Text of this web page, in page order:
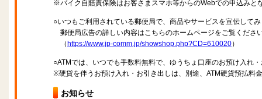
※バイク自賠責保険はお客さまスマホ等からのWebでの申込みと
○いつもご利用されている郵便局で、商品やサービスを宣伝して
郵便局広告の詳しい内容はこちらのホームページをご覧くださ
（ https://www.jp-comm.jp/showshop.php?CD=610020）
○ATMでは、いつでも手数料無料で、ゆうちょ口座のお預け入れ
※硬貨を伴うお預け入れ・お引き出しは、別途、ATM硬貨預払料
お知らせ